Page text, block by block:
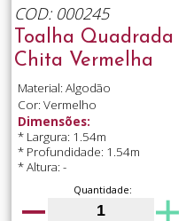
COD: 000245
Toalha Quadrada
Chita Vermelha
Material: Algodão
Cor: Vermelho
Dimensões:
* Largura: 1.54m
* Profundidade: 1.54m
* Altura: -
Quantidade: